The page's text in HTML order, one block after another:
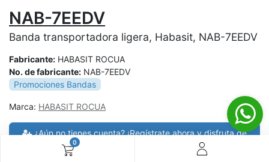
0
NAB-7EEDV
Banda transportadora ligera, Habasit, NAB-7EEDV
Fabricante: HABASIT ROCUA
No. de fabricante: NAB-7EEDV
Promociones Bandas
Marca: HABASIT ROCUA
¿Aún no tienes cuenta? ¡Regístrate ahora y disfruta de
precios especiales en tus compras! 🚀